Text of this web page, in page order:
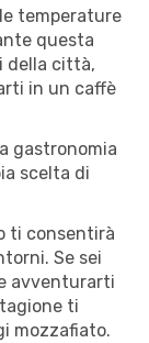
temperature
questa
della città,
in un caffè
gastronomia
scelta di
ti consentirà
Se sei
avventurarti
ti
mozzafiato.